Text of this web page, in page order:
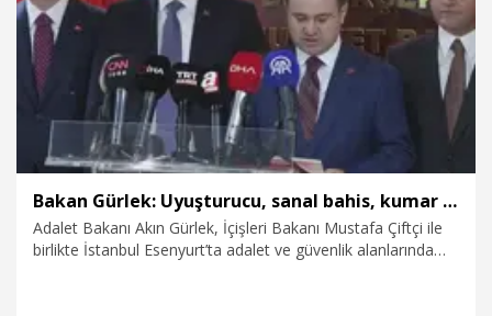
Bakan Gürlek: Uyuşturucu, sanal bahis, kumar ve sokak çeteleriyle mücadelede yeni bir boyuta geçeceğiz
Adalet Bakanı Akın Gürlek, İçişleri Bakanı Mustafa Çiftçi ile
birlikte İstanbul Esenyurt’ta adalet ve güvenlik alanlarında